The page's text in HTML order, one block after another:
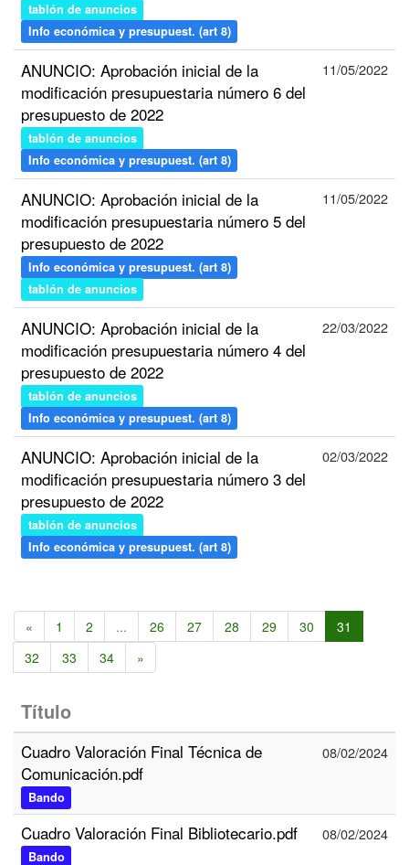
tablón de anuncios
Info económica y presupuest. (art 8)
ANUNCIO: Aprobación inicial de la
modificación presupuestaria número 6 del
presupuesto de 2022
tablón de anuncios
Info económica y presupuest. (art 8)
11/05/2022
ANUNCIO: Aprobación inicial de la
modificación presupuestaria número 5 del
presupuesto de 2022
Info económica y presupuest. (art 8)
tablón de anuncios
11/05/2022
ANUNCIO: Aprobación inicial de la
modificación presupuestaria número 4 del
presupuesto de 2022
tablón de anuncios
Info económica y presupuest. (art 8)
22/03/2022
ANUNCIO: Aprobación inicial de la
modificación presupuestaria número 3 del
presupuesto de 2022
tablón de anuncios
Info económica y presupuest. (art 8)
02/03/2022
« 1 2 ... 26 27 28 29 30
31
32
33 34 »
Título
Cuadro Valoración Final Técnica de
Comunicación.pdf
Bando
08/02/2024
Cuadro Valoración Final Bibliotecario.pdf
Bando
08/02/2024